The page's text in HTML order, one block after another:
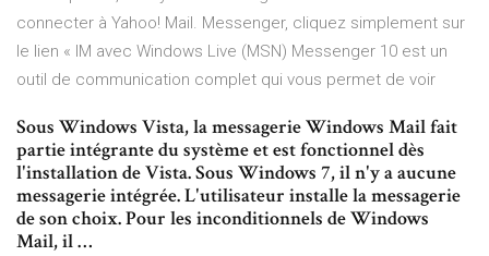
connecter à Yahoo! Mail. Messenger, cliquez simplement sur
le lien « IM avec Windows Live (MSN) Messenger 10 est un
outil de communication complet qui vous permet de voir
Sous Windows Vista, la messagerie Windows Mail fait
partie intégrante du système et est fonctionnel dès
l'installation de Vista. Sous Windows 7, il n'y a aucune
messagerie intégrée. L'utilisateur installe la messagerie
de son choix. Pour les inconditionnels de Windows
Mail, il …